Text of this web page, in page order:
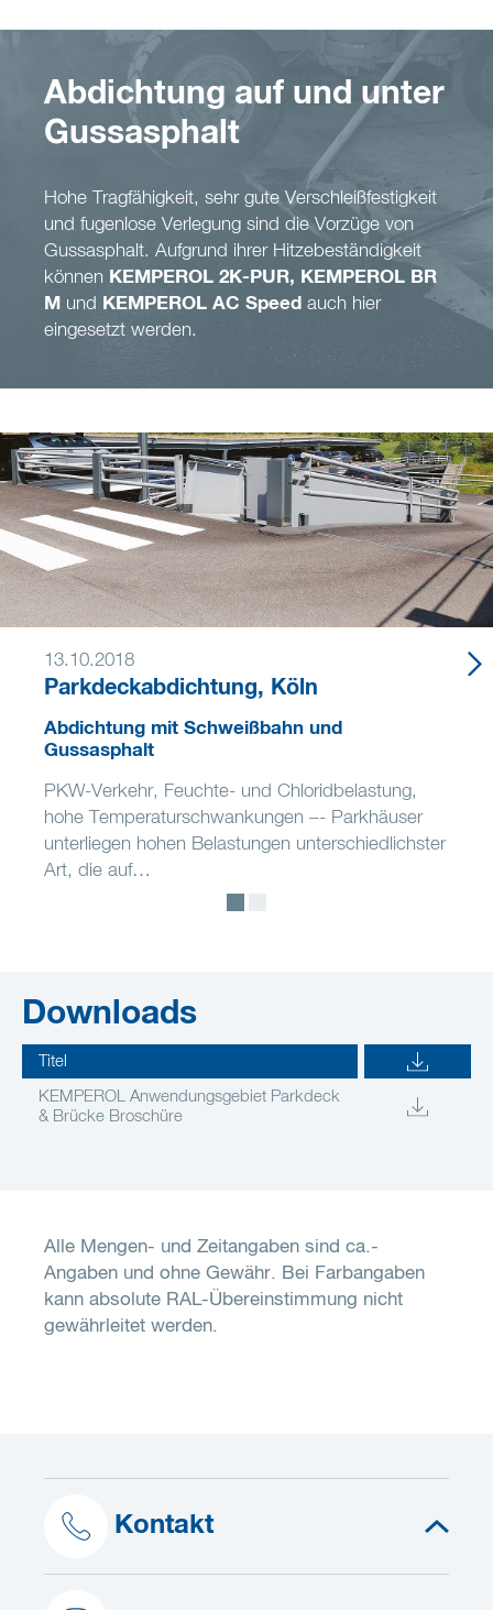
Abdichtung auf und unter
Gussasphalt
Hohe Tragfähigkeit, sehr gute Verschleißfestigkeit
und fugenlose Verlegung sind die Vorzüge von
Gussasphalt. Aufgrund ihrer Hitzebeständigkeit
können KEMPEROL 2K-PUR, KEMPEROL BR
M und KEMPEROL AC Speed auch hier
eingesetzt werden.
13.10.2018
Parkdeckabdichtung, Köln
Abdichtung mit Schweißbahn und
Gussasphalt
PKW-Verkehr, Feuchte- und Chloridbelastung,
hohe Temperaturschwankungen –- Parkhäuser
unterliegen hohen Belastungen unterschiedlichster
Art, die auf…
Downloads
Titel
KEMPEROL Anwendungsgebiet Parkdeck
& Brücke Broschüre
Alle Mengen- und Zeitangaben sind ca.-
Angaben und ohne Gewähr. Bei Farbangaben
kann absolute RAL-Übereinstimmung nicht
gewährleitet werden.
Kontakt